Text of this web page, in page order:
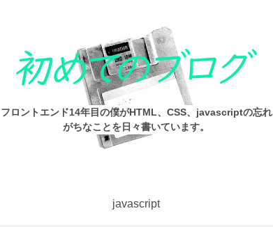
フロントエンド14年目の僕がHTML、CSS、javascriptの忘れ
がちなことを日々書いています。
javascript